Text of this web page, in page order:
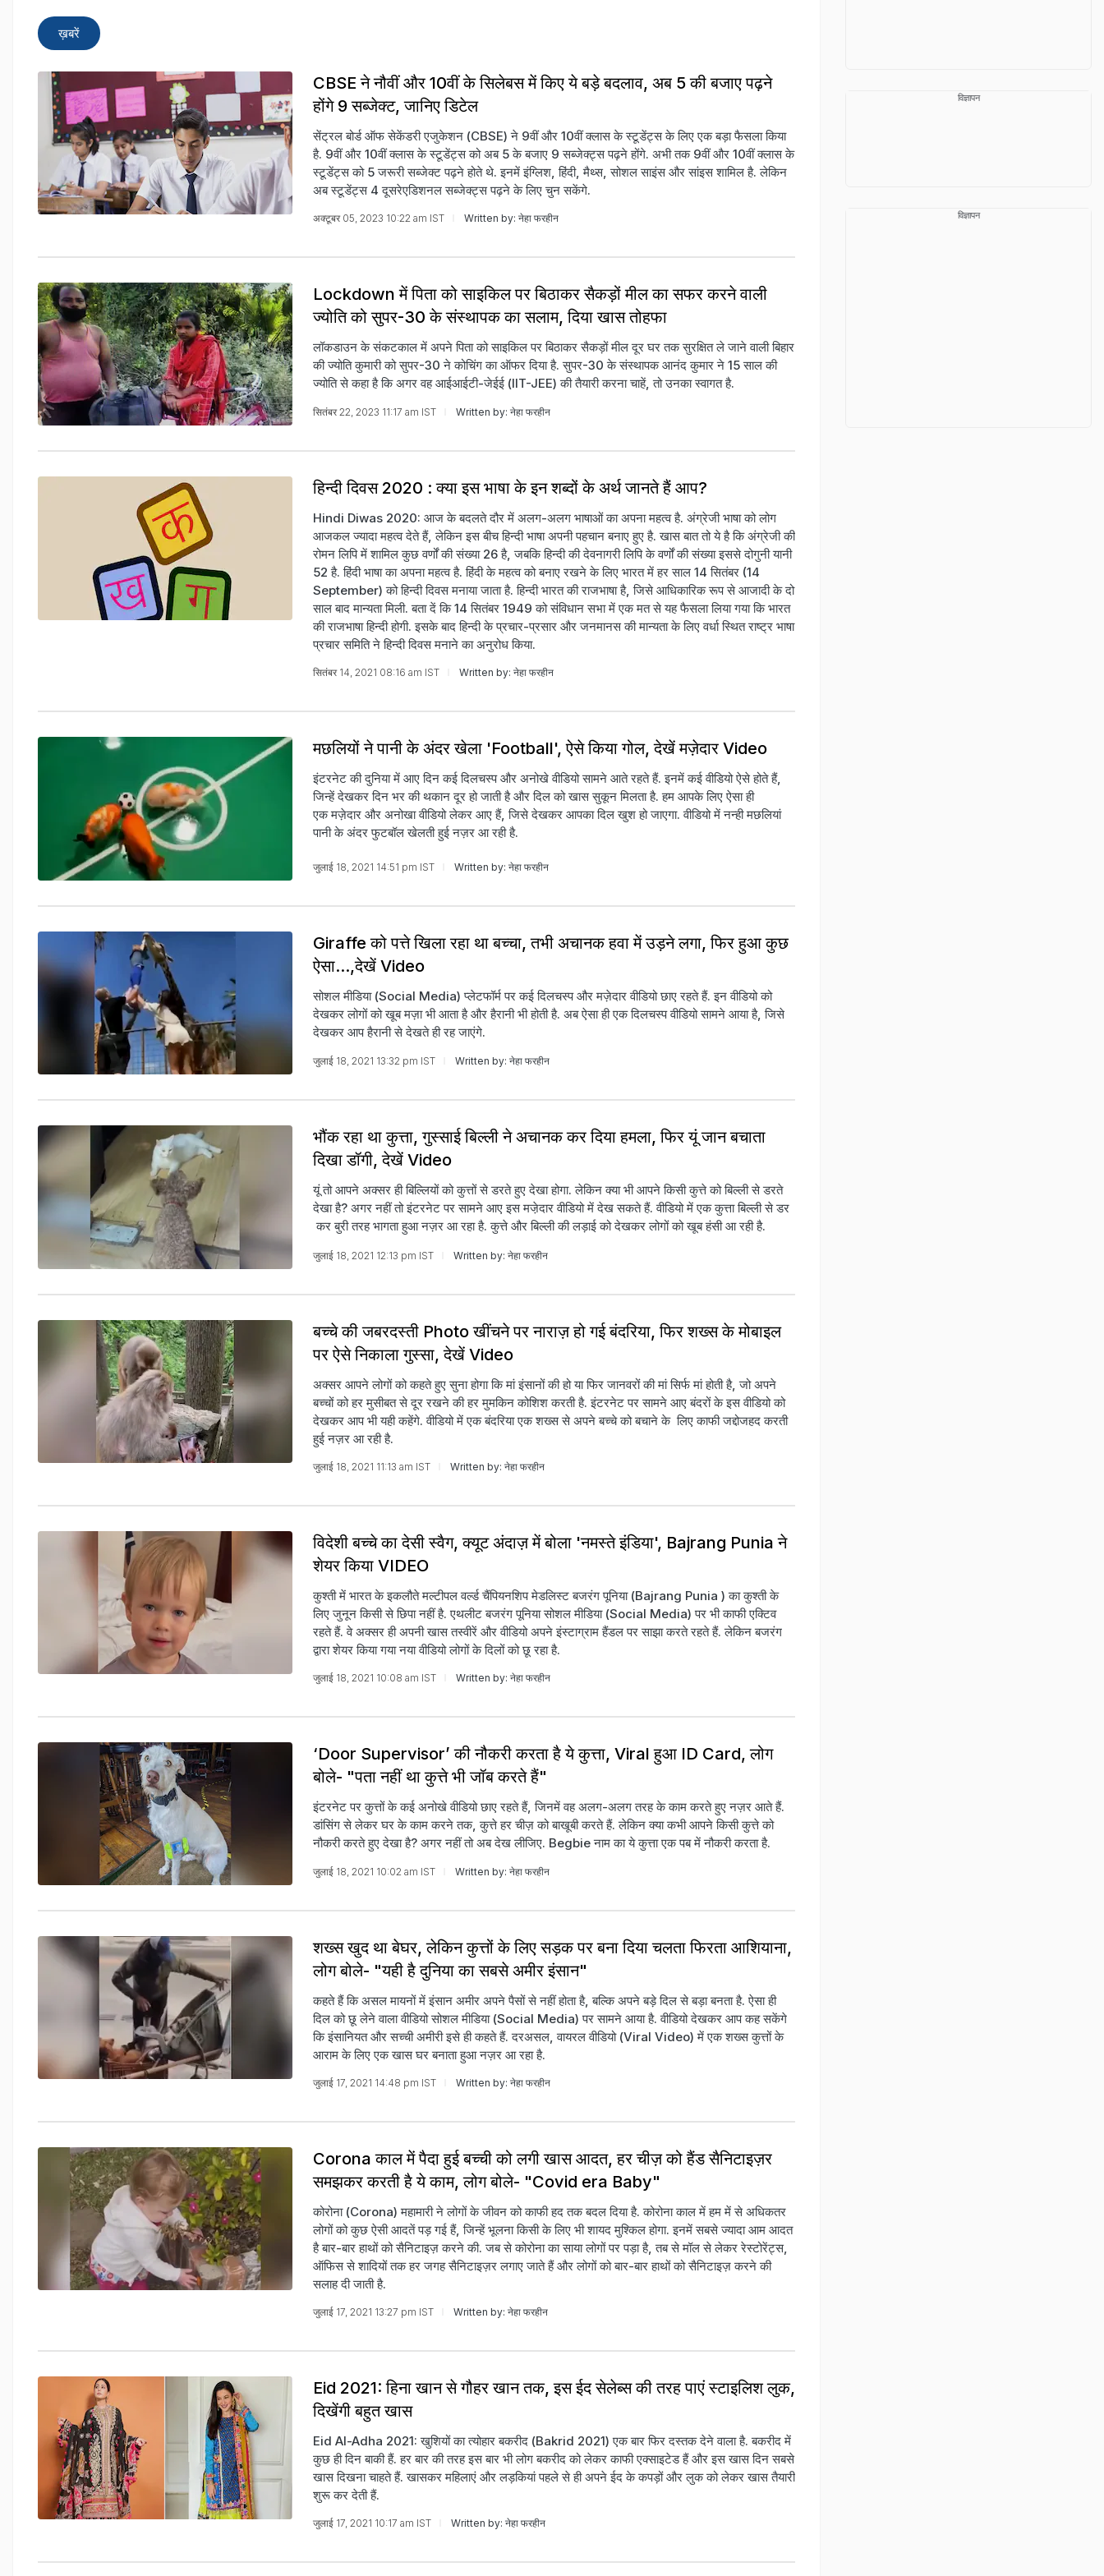
ख़बरें
CBSE ने नौवीं और 10वीं के सिलेबस में किए ये बड़े बदलाव, अब 5 की बजाए पढ़ने
होंगे 9 सब्‍जेक्‍ट, जानिए डिटेल
सेंट्रल बोर्ड ऑफ सेकेंडरी एजुकेशन (CBSE) ने 9वीं और 10वीं क्लास के स्टूडेंट्स के लिए एक बड़ा फैसला किया
है. 9वीं और 10वीं क्लास के स्टूडेंट्स को अब 5 के बजाए 9 सब्जेक्ट्स पढ़ने होंगे. अभी तक 9वीं और 10वीं क्लास के
स्टूडेंट्स को 5 जरूरी सब्जेक्ट पढ़ने होते थे. इनमें इंग्लिश, हिंदी, मैथ्स, सोशल साइंस और सांइस शामिल है. लेकिन
अब स्टूडेंट्स 4 दूसरेएडिशनल सब्जेक्ट्स पढ़ने के लिए चुन सकेंगे.
अक्टूबर 05, 2023 10:22 am IST Written by: नेहा फरहीन
Lockdown में पिता को साइकिल पर बिठाकर सैकड़ों मील का सफर करने वाली
ज्योति को सुपर-30 के संस्थापक का सलाम, दिया खास तोहफा
लॉकडाउन के संकटकाल में अपने पिता को साइकिल पर बिठाकर सैकड़ों मील दूर घर तक सुरक्षित ले जाने वाली बिहार
की ज्योति कुमारी को सुपर-30 ने कोचिंग का ऑफर दिया है. सुपर-30 के संस्थापक आनंद कुमार ने 15 साल की
ज्योति से कहा है कि अगर वह आईआईटी-जेईई (IIT-JEE) की तैयारी करना चाहें, तो उनका स्वागत है.
सितंबर 22, 2023 11:17 am IST Written by: नेहा फरहीन
हिन्दी दिवस 2020 : क्या इस भाषा के इन शब्दों के अर्थ जानते हैं आप?
Hindi Diwas 2020: आज के बदलते दौर में अलग-अलग भाषाओं का अपना महत्व है. अंग्रेजी भाषा को लोग
आजकल ज्यादा महत्व देते हैं, लेकिन इस बीच हिन्दी भाषा अपनी पहचान बनाए हुए है. खास बात तो ये है कि अंग्रेजी की
रोमन लिपि में शामिल कुछ वर्णों की संख्‍या 26 है, जबकि हिन्दी की देवनागरी लिपि के वर्णों की संख्‍या इससे दोगुनी यानी
52 है. हिंदी भाषा का अपना महत्व है. हिंदी के महत्व को बनाए रखने के लिए भारत में हर साल 14 सितंबर (14
September) को हिन्‍दी दिवस मनाया जाता है. हिन्‍दी भारत की राजभाषा है, जिसे आधिकारिक रूप से आजादी के दो
साल बाद मान्‍यता मिली. बता दें कि 14 सितंबर 1949 को संविधान सभा में एक मत से यह फैसला लिया गया कि भारत
की राजभाषा हिन्‍दी होगी. इसके बाद हिन्‍दी के प्रचार-प्रसार और जनमानस की मान्‍यता के लिए वर्धा स्थित राष्‍ट्र भाषा
प्रचार समित‍ि ने हिन्‍दी दिवस मनाने का अनुरोध किया.
सितंबर 14, 2021 08:16 am IST Written by: नेहा फरहीन
मछलियों ने पानी के अंदर खेला 'Football', ऐसे किया गोल, देखें मज़ेदार Video
इंटरनेट की दुनिया में आए दिन कई दिलचस्प और अनोखे वीडियो सामने आते रहते हैं. इनमें कई वीडियो ऐसे होते हैं,
जिन्हें देखकर दिन भर की थकान दूर हो जाती है और दिल को खास सुकून मिलता है. हम आपके लिए ऐसा ही
एक मज़ेदार और अनोखा वीडियो लेकर आए हैं, जिसे देखकर आपका दिल खुश हो जाएगा. वीडियो में नन्ही मछलियां
पानी के अंदर फुटबॉल खेलती हुई नज़र आ रही है.
जुलाई 18, 2021 14:51 pm IST Written by: नेहा फरहीन
Giraffe को पत्ते खिला रहा था बच्चा, तभी अचानक हवा में उड़ने लगा, फिर हुआ कुछ
ऐसा...,देखें Video
सोशल मीडिया (Social Media) प्लेटफॉर्म पर कई दिलचस्प और मज़ेदार वीडियो छाए रहते हैं. इन वीडियो को
देखकर लोगों को खूब मज़ा भी आता है और हैरानी भी होती है. अब ऐसा ही एक दिलचस्प वीडियो सामने आया है, जिसे
देखकर आप हैरानी से देखते ही रह जाएंगे.
जुलाई 18, 2021 13:32 pm IST Written by: नेहा फरहीन
भौंक रहा था कुत्ता, गुस्साई बिल्ली ने अचानक कर दिया हमला, फिर यूं जान बचाता
दिखा डॉगी, देखें Video
यूं तो आपने अक्सर ही बिल्लियों को कुत्तों से डरते हुए देखा होगा. लेकिन क्या भी आपने किसी कुत्ते को बिल्ली से डरते
देखा है? अगर नहीं तो इंटरनेट पर सामने आए इस मजे़दार वीडियो में देख सकते हैं. वीडियो में एक कुत्ता बिल्ली से डर
कर बुरी तरह भागता हुआ नज़र आ रहा है. कुत्ते और बिल्ली की लड़ाई को देखकर लोगों को खूब हंसी आ रही है.
जुलाई 18, 2021 12:13 pm IST Written by: नेहा फरहीन
बच्चे की जबरदस्ती Photo खींचने पर नाराज़ हो गई बंदरिया, फिर शख्स के मोबाइल
पर ऐसे निकाला गुस्सा, देखें Video
अक्सर आपने लोगों को कहते हुए सुना होगा कि मां इंसानों की हो या फिर जानवरों की मां सिर्फ मां होती है, जो अपने
बच्चों को हर मुसीबत से दूर रखने की हर मुमकिन कोशिश करती है. इंटरनेट पर सामने आए बंदरों के इस वीडियो को
देखकर आप भी यही कहेंगे. वीडियो में एक बंदरिया एक शख्स से अपने बच्चे को बचाने के लिए काफी जद्दोजहद करती
हुई नज़र आ रही है.
जुलाई 18, 2021 11:13 am IST Written by: नेहा फरहीन
विदेशी बच्चे का देसी स्वैग, क्यूट अंदाज़ में बोला 'नमस्ते इंडिया', Bajrang Punia ने
शेयर किया VIDEO
कुश्ती में भारत के इकलौते मल्टीपल वर्ल्ड चैंपियनशिप मेडलिस्ट बजरंग पूनिया (Bajrang Punia ) का कुश्ती के
लिए जुनून किसी से छिपा नहीं है. एथलीट बजरंग पूनिया सोशल मीडिया (Social Media) पर भी काफी एक्टिव
रहते हैं. वे अक्सर ही अपनी खास तस्वीरें और वीडियो अपने इंस्टाग्राम हैंडल पर साझा करते रहते हैं. लेकिन बजरंग
द्वारा शेयर किया गया नया वीडियो लोगों के दिलों को छू रहा है.
जुलाई 18, 2021 10:08 am IST Written by: नेहा फरहीन
‘Door Supervisor’ की नौकरी करता है ये कुत्ता, Viral हुआ ID Card, लोग
बोले- "पता नहीं था कुत्ते भी जॉब करते हैं"
इंटरनेट पर कुत्तों के कई अनोखे वीडियो छाए रहते हैं, जिनमें वह अलग-अलग तरह के काम करते हुए नज़र आते हैं.
डांसिंग से लेकर घर के काम करने तक, कुत्ते हर चीज़ को बाखूबी करते हैं. लेकिन क्या कभी आपने किसी कुत्ते को
नौकरी करते हुए देखा है? अगर नहीं तो अब देख लीजिए. Begbie नाम का ये कुत्ता एक पब में नौकरी करता है.
जुलाई 18, 2021 10:02 am IST Written by: नेहा फरहीन
शख्स खुद था बेघर, लेकिन कुत्तों के लिए सड़क पर बना दिया चलता फिरता आशियाना,
लोग बोले- "यही है दुनिया का सबसे अमीर इंसान"
कहते हैं कि असल मायनों में इंसान अमीर अपने पैसों से नहीं होता है, बल्कि अपने बड़े दिल से बड़ा बनता है. ऐसा ही
दिल को छू लेने वाला वीडियो सोशल मीडिया (Social Media) पर सामने आया है. वीडियो देखकर आप कह सकेंगे
कि इंसानियत और सच्ची अमीरी इसे ही कहते हैं. दरअसल, वायरल वीडियो (Viral Video) में एक शख्स कुत्तों के
आराम के लिए एक खास घर बनाता हुआ नज़र आ रहा है.
जुलाई 17, 2021 14:48 pm IST Written by: नेहा फरहीन
Corona काल में पैदा हुई बच्ची को लगी खास आदत, हर चीज़ को हैंड सैनिटाइज़र
समझकर करती है ये काम, लोग बोले- "Covid era Baby"
कोरोना (Corona) महामारी ने लोगों के जीवन को काफी हद तक बदल दिया है. कोरोना काल में हम में से अधिकतर
लोगों को कुछ ऐसी आदतें पड़ गई हैं, जिन्हें भूलना किसी के लिए भी शायद मुश्किल होगा. इनमें सबसे ज्यादा आम आदत
है बार-बार हाथों को सैनिटाइज़ करने की. जब से कोरोना का साया लोगों पर पड़ा है, तब से मॉल से लेकर रेस्टोरेंट्स,
ऑफिस से शादियों तक हर जगह सैनिटाइज़र लगाए जाते हैं और लोगों को बार-बार हाथों को सैनिटाइज़ करने की
सलाह दी जाती है.
जुलाई 17, 2021 13:27 pm IST Written by: नेहा फरहीन
Eid 2021: हिना खान से गौहर खान तक, इस ईद सेलेब्स की तरह पाएं स्टाइलिश लुक,
दिखेंगी बहुत खास
Eid Al-Adha 2021: खुशियों का त्योहार बकरीद (Bakrid 2021) एक बार फिर दस्तक देने वाला है. बकरीद में
कुछ ही दिन बाकी हैं. हर बार की तरह इस बार भी लोग बकरीद को लेकर काफी एक्साइटेड हैं और इस खास दिन सबसे
खास दिखना चाहते हैं. खासकर महिलाएं और लड़कियां पहले से ही अपने ईद के कपड़ों और लुक को लेकर खास तैयारी
शुरू कर देती हैं.
जुलाई 17, 2021 10:17 am IST Written by: नेहा फरहीन
विज्ञापन
विज्ञापन